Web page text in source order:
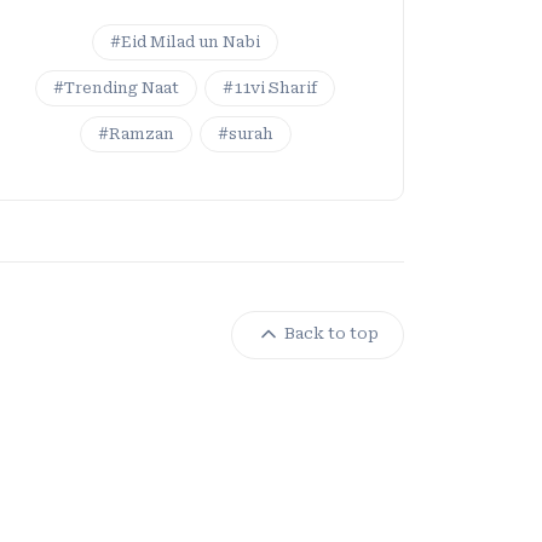
#Eid Milad un Nabi
#Trending Naat #11vi Sharif
#Ramzan #surah
Back to top